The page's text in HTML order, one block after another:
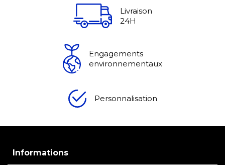
Livraison
24H
Engagements
environnementaux
Personnalisation
Informations